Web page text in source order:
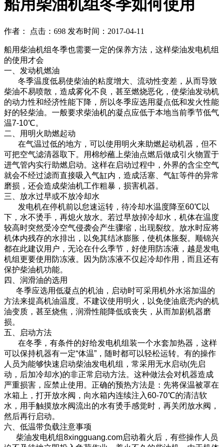
船用柴油机组冬季如何使用
作者： 点击：698 发布时间：2017-04-11
船用柴油机组冬季也需要一定的保养方法，这样柴油发电机组
的使用才会
一、发动机燃油
冬季温度低易使柴油的粘度增大、流动性变差，从而导致
柴油不易喷散，造成雾化不良，甚至燃烧恶化，使柴油发动机
的动力性和经济性能下降，所以冬季应选用凝点低和发火性能
好的轻柴油。一般要求柴油机的凝点应低于本地当前季节低气
温7-10℃。
二、用明火助燃起动
在气温过低的地方，可以使用明火来助燃起动机器，但不
可把空气滤清器取下。用棉纱蘸上柴油点燃后做成引火物置于
进气管内实行助燃启动。这样在启动过程中，外界的含尘空气
就会不经过滤而直接吸入气缸内，造成活塞、气缸等件的异常
磨损，还会造成柴油机工作粗暴，损害机器。
三、放水过早或不放冷却水
发电机在停机前以怠速运转，待冷却水温度降至60℃以
下，水不烫手，再熄火放水。若过早放掉冷却水，机体在温度
较高时突然受冷空气侵袭会产生骤缩，出现裂纹。放水时应将
机体内残存的水排出，以免其结冰膨胀，使机体胀裂。顺锦兴
都在此建议用户，无论在什么季节，好使用防冻液，越是发电
机组更要使用防冻液。因为防冻液不仅起冷却作用，而且还有
保护柴油机功能。
四、润滑油的选用
冬季应选用低凝点的机油，启动时可采用机外水浴加温的
方法来提高机油温度。不建议使用明火，以免使油底壳内的机
油变质，甚至烧焦，润滑性能降低或丧失，从而加剧机器磨
损。
五、启动方法
在冬季，有条件的好给发电机组装一个水套加热器，这样
可以保持机器有一定“体温”，随时都可以轻松运转。有的操作
人员为能够快速启动柴油发电机组，常采用无水启动(先启
动，后加冷却水)的非正常启动方法。这种做法会对机器造成
严重损害，应禁止使用。正确的预热方法是：先将保温被罩在
水箱上，打开放水阀，向水箱内连续注入60-70℃的清洁软
水，用手触摸放水阀流出的水有烫手感觉时，再关闭放水阀，
然后再行启动。
六、低温带负载注意事项
柴油发电机组8xingguang.com启动着火后，有些操作人员